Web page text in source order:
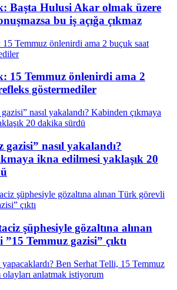
Başta Hulusi Akar olmak üzere
bu iş açığa çıkmaz
15 Temmuz önlenirdi ama 2
göstermediler
gazisi” nasıl yakalandı?
ikna edilmesi yaklaşık 20
şüphesiyle gözaltına alınan
Temmuz gazisi” çıktı